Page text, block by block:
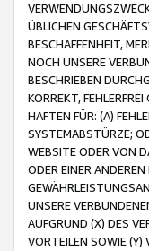
ÜBLICHEN
BESCHAFFENHEIT,
NOCH UNSERE
BESCHRIEBEN
KORREKT,
HAFTEN FÜR: (A)
SYSTEMABSTÜRZE;
WEBSITE ODER VON
ODER EINER
UNSERE
AUFGRUND (X) DES
VORTEILEN SOWIE (Y)